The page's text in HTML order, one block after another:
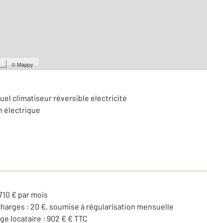
©Mappy
climatiseur réversible electricité
électrique
€ par mois
: 20 €, soumise à régularisation mensuelle
locataire : 902 € € TTC